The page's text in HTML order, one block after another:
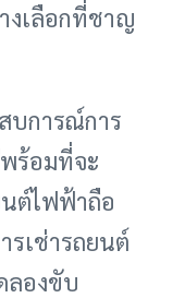
งเลือกที่ชาญ
บการณ์การ
ร้อมที่จะ
ต์ไฟฟ้าถือ
รเช่ารถยนต์
ลองขับ